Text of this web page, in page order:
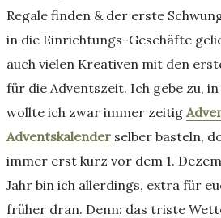
Regale finden & der erste
in die Einrichtungs-Geschäfte
auch vielen Kreativen mit den
für die Adventszeit. Ich gebe zu,
wollte ich zwar immer zeitig
Adventskalender selber basteln,
immer erst kurz vor dem 1.
Jahr bin ich allerdings, extra für
früher dran. Denn: das triste